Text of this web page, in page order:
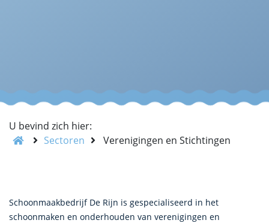
U bevind zich hier:
Sectoren
Verenigingen en Stichtingen
Schoonmaakbedrijf De Rijn is gespecialiseerd in het
schoonmaken en onderhouden van verenigingen en